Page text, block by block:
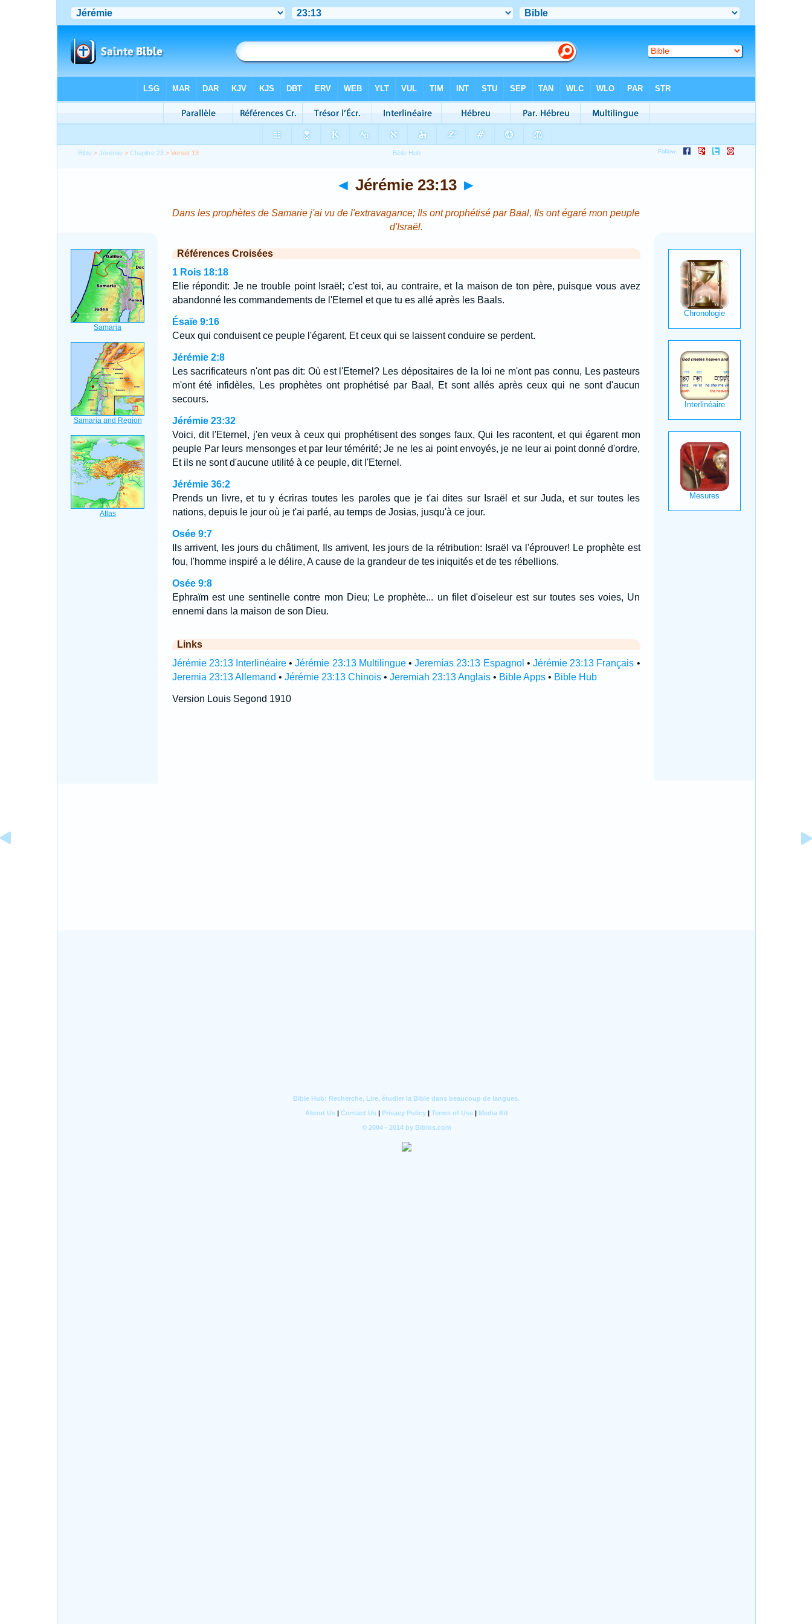
Bible >Jérémie >Chapitre 23 > Verset 13
◄ Jérémie 23:13 ►
Dans les prophètes de Samarie j'ai vu de l'extravagance; Ils ont prophétisé par Baal, Ils ont égaré mon peuple
d'Israël.
Références Croisées
1 Rois 18:18
Elie répondit: Je ne trouble point Israël; c'est toi, au contraire, et la maison de ton père, puisque vous avez
abandonné les commandements de l'Eternel et que tu es allé après les Baals.
Ésaïe 9:16
Ceux qui conduisent ce peuple l'égarent, Et ceux qui se laissent conduire se perdent.
Jérémie 2:8
Les sacrificateurs n'ont pas dit: Où est l'Eternel? Les dépositaires de la loi ne m'ont pas connu, Les pasteurs
m'ont été infidèles, Les prophètes ont prophétisé par Baal, Et sont allés après ceux qui ne sont d'aucun
secours.
Jérémie 23:32
Voici, dit l'Eternel, j'en veux à ceux qui prophétisent des songes faux, Qui les racontent, et qui égarent mon
peuple Par leurs mensonges et par leur témérité; Je ne les ai point envoyés, je ne leur ai point donné d'ordre,
Et ils ne sont d'aucune utilité à ce peuple, dit l'Eternel.
Jérémie 36:2
Prends un livre, et tu y écriras toutes les paroles que je t'ai dites sur Israël et sur Juda, et sur toutes les
nations, depuis le jour où je t'ai parlé, au temps de Josias, jusqu'à ce jour.
Osée 9:7
Ils arrivent, les jours du châtiment, Ils arrivent, les jours de la rétribution: Israël va l'éprouver! Le prophète est
fou, l'homme inspiré a le délire, A cause de la grandeur de tes iniquités et de tes rébellions.
Osée 9:8
Ephraïm est une sentinelle contre mon Dieu; Le prophète... un filet d'oiseleur est sur toutes ses voies, Un
ennemi dans la maison de son Dieu.
Links
Jérémie 23:13 Interlinéaire•Jérémie 23:13 Multilingue•Jeremías 23:13 Espagnol • Jérémie 23:13 Français •
Jeremia 23:13 Allemand • Jérémie 23:13 Chinois• Jeremiah 23:13 Anglais• Bible Apps• Bible Hub
Version Louis Segond 1910